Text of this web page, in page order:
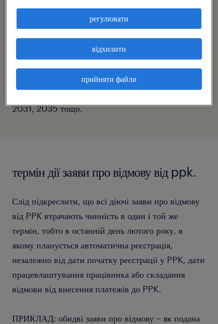
року організація-роботодавець поновить виплати
за особу, яка раніше відмовилася від PPK, якщо ця
здійснення виплат у PPK.
Наступними роками, у які відбуватиметься
автоматична реєстрація, будуть відповідно 2027,
2031, 2035 тощо.
термін дії заяви про відмову від ppk.
Слід підкреслити, що всі діючі заяви про відмову
від PPK втрачають чинність в один і той же
термін, тобто в останній день лютого року, в
якому планується автоматична реєстрація,
незалежно від дати початку реєстрації у PPK, дати
працевлаштування працівника або складання
відмови від внесення платежів до PPK.
ПРИКЛАД: обидві заяви про відмову – як подана
прийняти файли
відхилити
регулювати